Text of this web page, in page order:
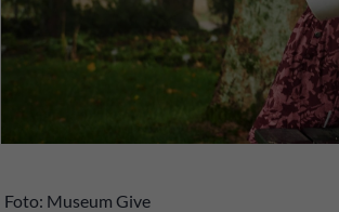
Foto: Museum Give